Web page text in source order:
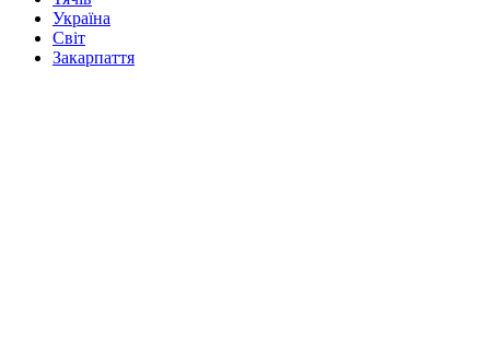
Україна
Світ
Закарпаття